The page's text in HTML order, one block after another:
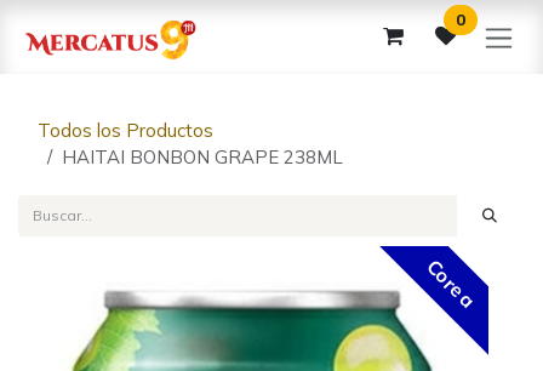
0
Todos los Productos
HAITAI BONBON GRAPE 238ML
Corea